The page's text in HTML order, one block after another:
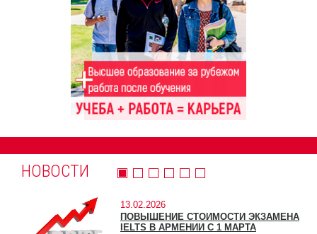
НОВОСТИ
13.02.2026
ПОВЫШЕНИЕ СТОИМОСТИ ЭКЗАМЕНА
IELTS В АРМЕНИИ С 1 МАРТА